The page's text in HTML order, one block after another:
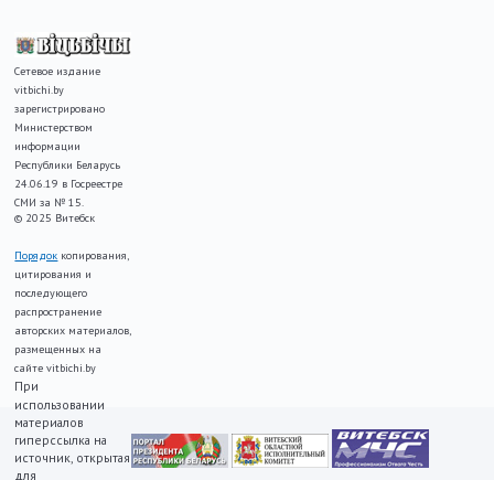
Сетевое издание
vitbichi.by
зарегистрировано
Министерством
информации
Республики Беларусь
24.06.19 в Госреестре
СМИ за № 15.
© 2025 Витебск
Порядок копирования,
цитирования и
последующего
распространение
авторских материалов,
размещенных на
сайте vitbichi.by
При
использовании
материалов
гиперссылка на
источник, открытая
для